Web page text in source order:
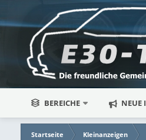
BEREICHE NEUE
Startseite Kleinanzeigen